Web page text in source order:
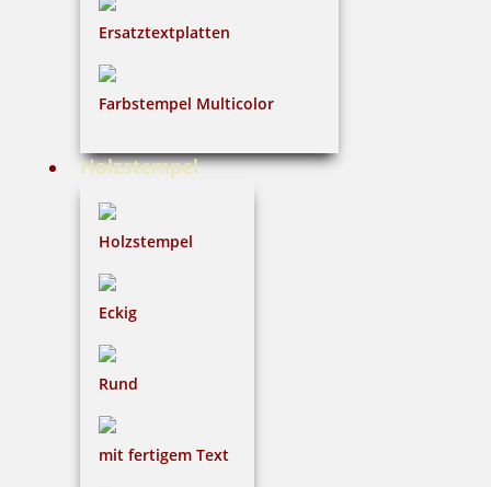
Ersatztextplatten
Farbstempel Multicolor
Holzstempel
Holzstempel
Eckig
Rund
mit fertigem Text
4 Artikel in der Kategorie
Heri Diagonal Wave 6231 Stempelkugelschreiber 34x8 mm
Jetzt gestalten